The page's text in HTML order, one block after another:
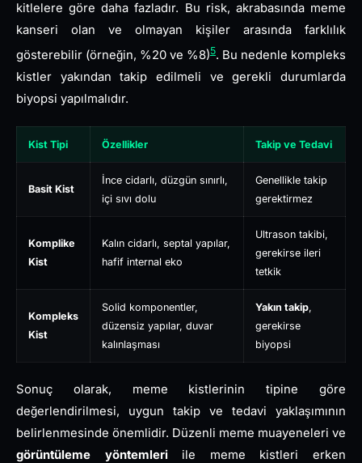
kitlelere göre daha fazladır. Bu risk, akrabasında meme
kanseri olan ve olmayan kişiler arasında farklılık
gösterebilir (örneğin, %20 ve %8)5. Bu nedenle kompleks
kistler yakından takip edilmeli ve gerekli durumlarda
biyopsi yapılmalıdır.
Kist Tipi Özellikler Takip ve Tedavi
Basit Kist
İnce cidarlı, düzgün sınırlı,
içi sıvı dolu
Genellikle takip
gerektirmez
Komplike
Kist
Kalın cidarlı, septal yapılar,
hafif internal eko
Ultrason takibi,
gerekirse ileri
tetkik
Kompleks
Kist
Solid komponentler,
düzensiz yapılar, duvar
kalınlaşması
Yakın takip,
gerekirse
biyopsi
Sonuç olarak, meme kistlerinin tipine göre
değerlendirilmesi, uygun takip ve tedavi yaklaşımının
belirlenmesinde önemlidir. Düzenli meme muayeneleri ve
görüntüleme yöntemleriile meme kistleri erken